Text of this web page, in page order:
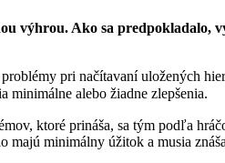
výhrou. Ako sa predpokladalo,
pri načítavaní uložených
minimálne alebo žiadne zlepšenia.
ktoré prináša, sa tým podľa
majú minimálny úžitok a musia